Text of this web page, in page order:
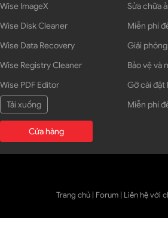
Wise ImageX
Wise Disk Cleaner
Wise Data Recovery
Wise Registry Cleaner
Wise PDF Editor
Tải xuống
Cửa hàng
Sửa chữa
Miễn phí
Giải
Bảo vệ và
Gỡ cài đặt
Miễn phí
Trang chủ | Forum | Liên hệ với